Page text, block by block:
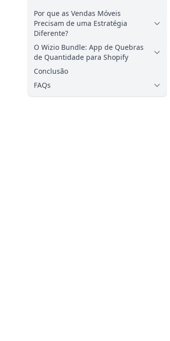
Por que as Vendas Móveis
Precisam de uma Estratégia
Diferente?
O Wizio Bundle: App de Quebras
de Quantidade para Shopify
Conclusão
FAQs